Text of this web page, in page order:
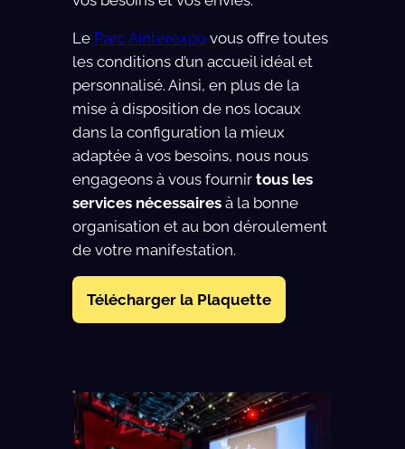
Le Parc Ainterexpovous offre toutes
les conditions d’un accueil idéal et
personnalisé. Ainsi, en plus de la
mise à disposition de nos locaux
dans la configuration la mieux
adaptée à vos besoins, nous nous
engageons à vous fournir tous les
services nécessairesà la bonne
organisation et au bon déroulement
de votre manifestation.
Télécharger la Plaquette